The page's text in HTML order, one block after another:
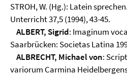
STROH, W. (Hg.): Latein
Unterricht 37,5 (1994), 43-45.
ALBERT, Sigrid: Imaginum
Saarbrücken: Societas Latina
ALBRECHT, Michael von:
variorum Carmina